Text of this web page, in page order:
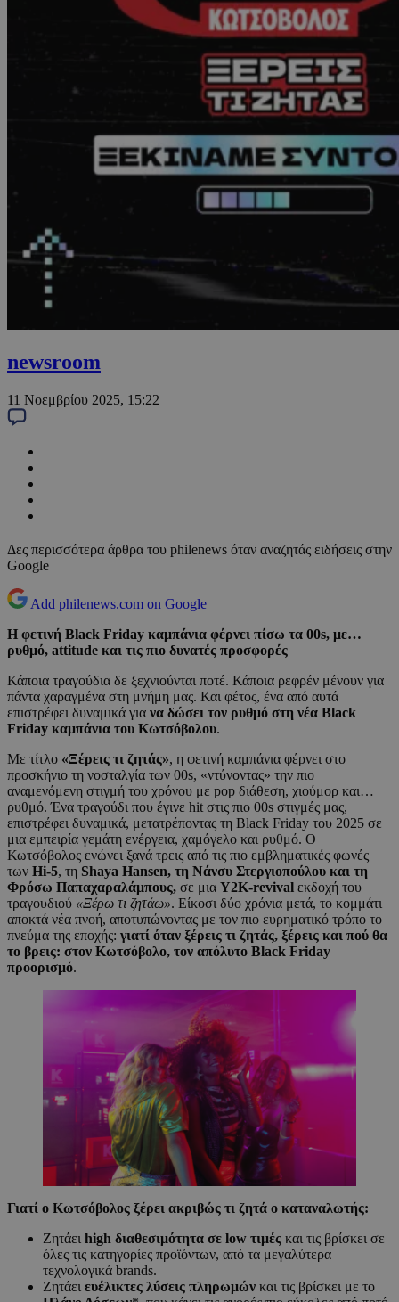
newsroom
11 Νοεμβρίου 2025, 15:22
Δες περισσότερα άρθρα του philenews όταν αναζητάς ειδήσεις στην
Google
Add philenews.com on Google
Η φετινή Black Friday καμπάνια φέρνει πίσω τα 00s, με…
ρυθμό, attitude και τις πιο δυνατές προσφορές
Κάποια τραγούδια δε ξεχνιούνται ποτέ. Κάποια ρεφρέν μένουν για
πάντα χαραγμένα στη μνήμη μας. Και φέτος, ένα από αυτά
επιστρέφει δυναμικά για να δώσει τον ρυθμό στη νέα Black
Friday καμπάνια του Κωτσόβολου.
Με τίτλο «Ξέρεις τι ζητάς», η φετινή καμπάνια φέρνει στο
προσκήνιο τη νοσταλγία των 00s, «ντύνοντας» την πιο
αναμενόμενη στιγμή του χρόνου με pop διάθεση, χιούμορ και…
ρυθμό. Ένα τραγούδι που έγινε hit στις πιο 00s στιγμές μας,
επιστρέφει δυναμικά, μετατρέποντας τη Black Friday του 2025 σε
μια εμπειρία γεμάτη ενέργεια, χαμόγελο και ρυθμό. Ο
Κωτσόβολος ενώνει ξανά τρεις από τις πιο εμβληματικές φωνές
των Hi-5, τη Shaya Hansen, τη Νάνσυ Στεργιοπούλου και τη
Φρόσω Παπαχαραλάμπους, σε μια Y2K-revival εκδοχή του
τραγουδιού «Ξέρω τι ζητάω». Είκοσι δύο χρόνια μετά, το κομμάτι
αποκτά νέα πνοή, αποτυπώνοντας με τον πιο ευρηματικό τρόπο το
πνεύμα της εποχής: γιατί όταν ξέρεις τι ζητάς, ξέρεις και πού θα
το βρεις: στον Κωτσόβολο, τον απόλυτο Black Friday
προορισμό.
Γιατί ο Κωτσόβολος ξέρει ακριβώς τι ζητά ο καταναλωτής:
Ζητάει high διαθεσιμότητα σε low τιμές και τις βρίσκει σε
όλες τις κατηγορίες προϊόντων, από τα μεγαλύτερα
τεχνολογικά brands.
Ζητάει ευέλικτες λύσεις πληρωμών και τις βρίσκει με το